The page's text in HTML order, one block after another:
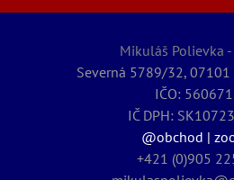
Mikuláš Polievka -
Severná 5789/32, 07101
IČO:
IČ DPH:
@obchod |
+421 (0)905